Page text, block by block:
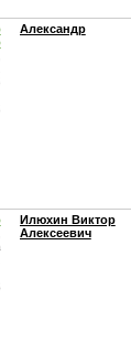
Александр
Илюхин Виктор
Алексеевич